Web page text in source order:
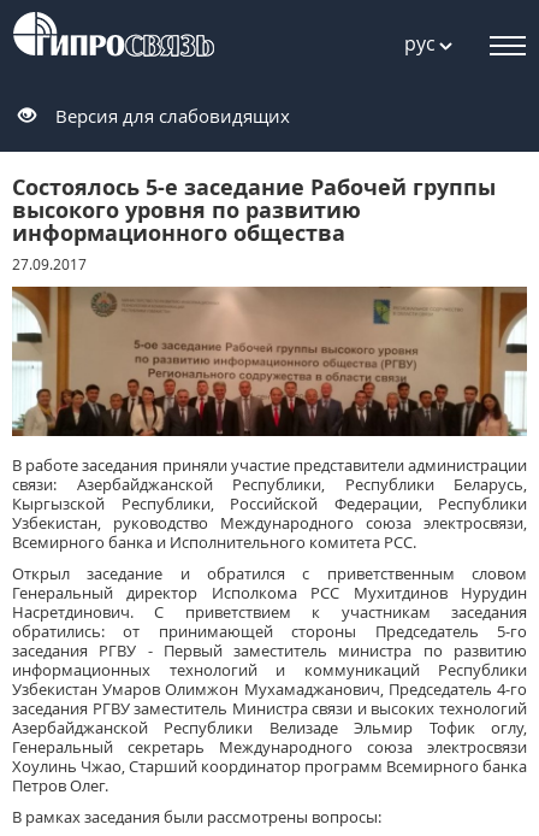
рус
Версия для слабовидящих
Состоялось 5-е заседание Рабочей группы
высокого уровня по развитию
информационного общества
27.09.2017
В работе заседания приняли участие представители администрации
связи: Азербайджанской Республики, Республики Беларусь,
Кыргызской Республики, Российской Федерации, Республики
Узбекистан, руководство Международного союза электросвязи,
Всемирного банка и Исполнительного комитета РСС.
Открыл заседание и обратился с приветственным словом
Генеральный директор Исполкома РСС Мухитдинов Нурудин
Насретдинович. С приветствием к участникам заседания
обратились: от принимающей стороны Председатель 5-го
заседания РГВУ - Первый заместитель министра по развитию
информационных технологий и коммуникаций Республики
Узбекистан Умаров Олимжон Мухамаджанович, Председатель 4-го
заседания РГВУ заместитель Министра связи и высоких технологий
Азербайджанской Республики Велизаде Эльмир Тофик оглу,
Генеральный секретарь Международного союза электросвязи
Хоулинь Чжао, Старший координатор программ Всемирного банка
Петров Олег.
В рамках заседания были рассмотрены вопросы: